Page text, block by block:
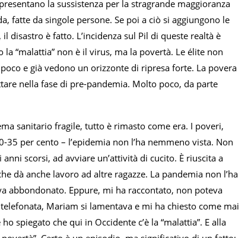
la sussistenza per la stragrande maggioranza
fatte da singole persone. Se poi a ciò si aggiungono le
disastro è fatto. L’incidenza sul Pil di queste realtà è
la “malattia” non è il virus, ma la povertà. Le élite non
e già vedono un orizzonte di ripresa forte. La povera
nella fase di pre-pandemia. Molto poco, da parte
sanitario fragile, tutto è rimasto come era. I poveri,
per cento – l’epidemia non l’ha nemmeno vista. Non
scorsi, ad avviare un’attività di cucito. È riuscita a
dà anche lavoro ad altre ragazze. La pandemia non l’ha
abbondonato. Eppure, mi ha raccontato, non poteva
Mariam si lamentava e mi ha chiesto come mai
spiegato che qui in Occidente c’è la “malattia”. E alla